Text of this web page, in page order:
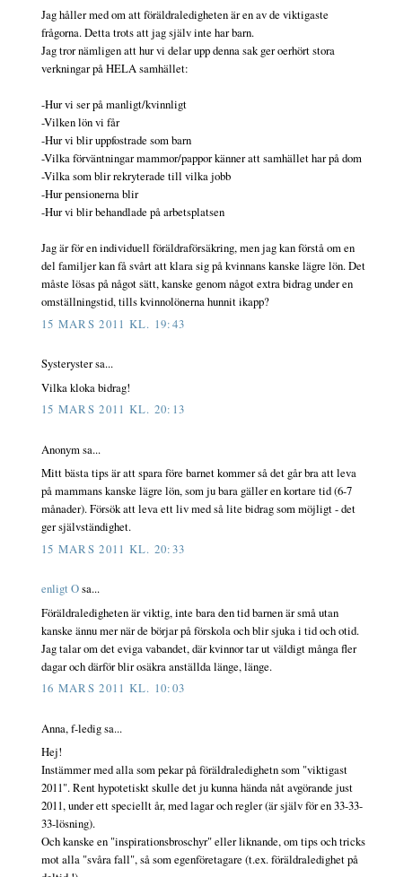
Jag håller med om att föräldraledigheten är en av de viktigaste
frågorna. Detta trots att jag själv inte har barn.
Jag tror nämligen att hur vi delar upp denna sak ger oerhört stora
verkningar på HELA samhället:
-Hur vi ser på manligt/kvinnligt
-Vilken lön vi får
-Hur vi blir uppfostrade som barn
-Vilka förväntningar mammor/pappor känner att samhället har på dom
-Vilka som blir rekryterade till vilka jobb
-Hur pensionerna blir
-Hur vi blir behandlade på arbetsplatsen
Jag är för en individuell föräldraförsäkring, men jag kan förstå om en
del familjer kan få svårt att klara sig på kvinnans kanske lägre lön. Det
måste lösas på något sätt, kanske genom något extra bidrag under en
omställningstid, tills kvinnolönerna hunnit ikapp?
15 MARS 2011 KL. 19:43
Systeryster sa...
Vilka kloka bidrag!
15 MARS 2011 KL. 20:13
Anonym sa...
Mitt bästa tips är att spara före barnet kommer så det går bra att leva
på mammans kanske lägre lön, som ju bara gäller en kortare tid (6-7
månader). Försök att leva ett liv med så lite bidrag som möjligt - det
ger självständighet.
15 MARS 2011 KL. 20:33
enligt Osa...
Föräldraledigheten är viktig, inte bara den tid barnen är små utan
kanske ännu mer när de börjar på förskola och blir sjuka i tid och otid.
Jag talar om det eviga vabandet, där kvinnor tar ut väldigt många fler
dagar och därför blir osäkra anställda länge, länge.
16 MARS 2011 KL. 10:03
Anna, f-ledig sa...
Hej!
Instämmer med alla som pekar på föräldraledighetn som "viktigast
2011". Rent hypotetiskt skulle det ju kunna hända nåt avgörande just
2011, under ett speciellt år, med lagar och regler (är själv för en 33-33-
33-lösning).
Och kanske en "inspirationsbroschyr" eller liknande, om tips och tricks
mot alla "svåra fall", så som egenföretagare (t.ex. föräldraledighet på